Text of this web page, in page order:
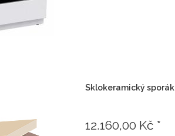
Sklokeramický sporák
12.160,00 Kč *